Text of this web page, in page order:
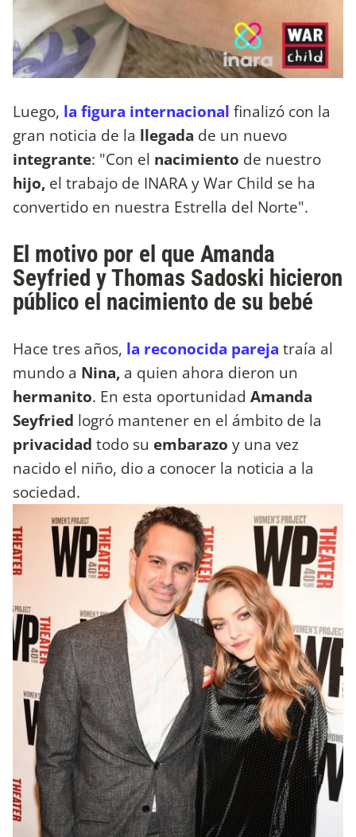
Luego, la figura internacional finalizó con la
gran noticia de la llegada de un nuevo
integrante: "Con el nacimiento de nuestro
hijo, el trabajo de INARA y War Child se ha
convertido en nuestra Estrella del Norte".
El motivo por el que Amanda
Seyfried y Thomas Sadoski hicieron
público el nacimiento de su bebé
Hace tres años, la reconocida pareja traía al
mundo a Nina, a quien ahora dieron un
hermanito. En esta oportunidad Amanda
Seyfried logró mantener en el ámbito de la
privacidad todo su embarazo y una vez
nacido el niño, dio a conocer la noticia a la
sociedad.